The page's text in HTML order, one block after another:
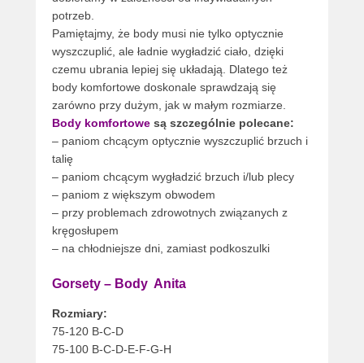
potrzeb.
Pamiętajmy, że body musi nie tylko optycznie
wyszczuplić, ale ładnie wygładzić ciało, dzięki
czemu ubrania lepiej się układają. Dlatego też
body komfortowe doskonale sprawdzają się
zarówno przy dużym, jak w małym rozmiarze.
Body komfortowe są szczególnie polecane:
– paniom chcącym optycznie wyszczuplić brzuch i
talię
– paniom chcącym wygładzić brzuch i/lub plecy
– paniom z większym obwodem
– przy problemach zdrowotnych związanych z
kręgosłupem
– na chłodniejsze dni, zamiast podkoszulki
Gorsety – Body Anita
Rozmiary:
75-120 B-C-D
75-100 B-C-D-E-F-G-H